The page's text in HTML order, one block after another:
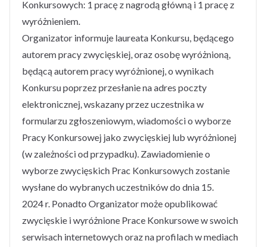
Konkursowych: 1 pracę z nagrodą główną i 1 pracę z
wyróżnieniem.
Organizator informuje laureata Konkursu, będącego
autorem pracy zwycięskiej, oraz osobę wyróżnioną,
będącą autorem pracy wyróżnionej, o wynikach
Konkursu poprzez przesłanie na adres poczty
elektronicznej, wskazany przez uczestnika w
formularzu zgłoszeniowym, wiadomości o wyborze
Pracy Konkursowej jako zwycięskiej lub wyróżnionej
(w zależności od przypadku). Zawiadomienie o
wyborze zwycięskich Prac Konkursowych zostanie
wysłane do wybranych uczestników do dnia 15.
2024 r. Ponadto Organizator może opublikować
zwycięskie i wyróżnione Prace Konkursowe w swoich
serwisach internetowych oraz na profilach w mediach